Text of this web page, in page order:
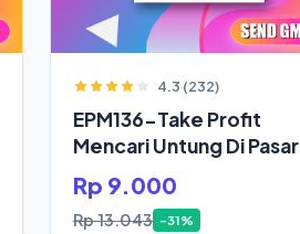
4.3 (232)
EPM136-Take Profit
Mencari Untung Di Pasar
Modal Secara Rasional
Rp 9.000
Rp 13.043 -31%